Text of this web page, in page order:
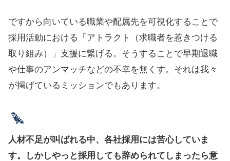
ですから向いている職業や配属先を可視化することで
採用活動における「アトラクト（求職者を惹きつける
取り組み）」支援に繋げる。そうすることで早期退職
や仕事のアンマッチなどの不幸を無くす。それは我々
が掲げているミッションでもあります。
人材不足が叫ばれる中、各社採用には苦心していま
す。しかしやっと採用しても辞められてしまったら意